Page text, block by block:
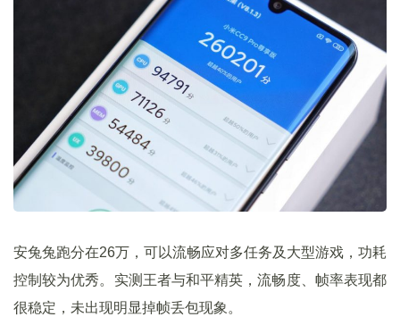
安兔兔跑分在26万，可以流畅应对多任务及大型游戏，功耗
控制较为优秀。实测王者与和平精英，流畅度、帧率表现都
很稳定，未出现明显掉帧丢包现象。